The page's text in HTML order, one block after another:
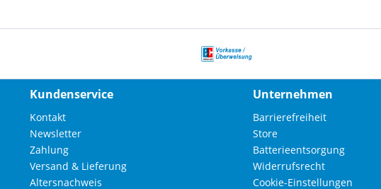
Kundenservice
Kontakt
Newsletter
Zahlung
Versand & Lieferung
Altersnachweis
Unternehmen
Barrierefreiheit
Store
Batterieentsorgung
Widerrufsrecht
Cookie-Einstellungen